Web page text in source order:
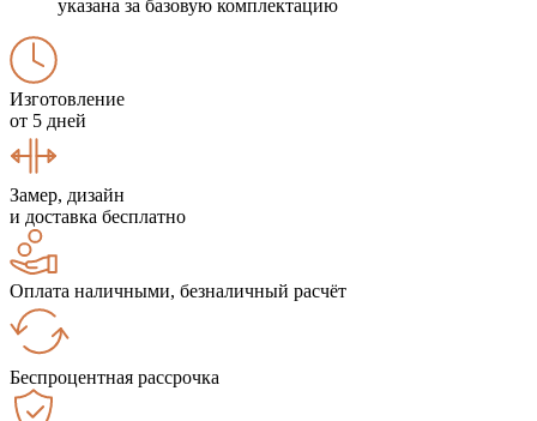
указана за базовую комплектацию
Изготовление
от 5 дней
Замер, дизайн
и доставка бесплатно
Оплата наличными, безналичный расчёт
Беспроцентная рассрочка